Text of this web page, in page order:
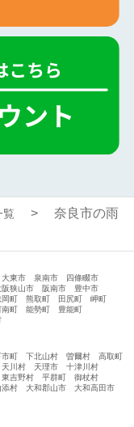
覧
奈良市の雨
大東市 泉南市
四條畷市
阪狭山市 阪南市
豊中市
町 熊取町 田尻町
岬町
町 能勢町
豊能町
町 下北山村 曽爾村
高取町
天川村 天理市
十津川村
東吉野村 平群町
御杖村
添村 大和郡山市
大和高田市